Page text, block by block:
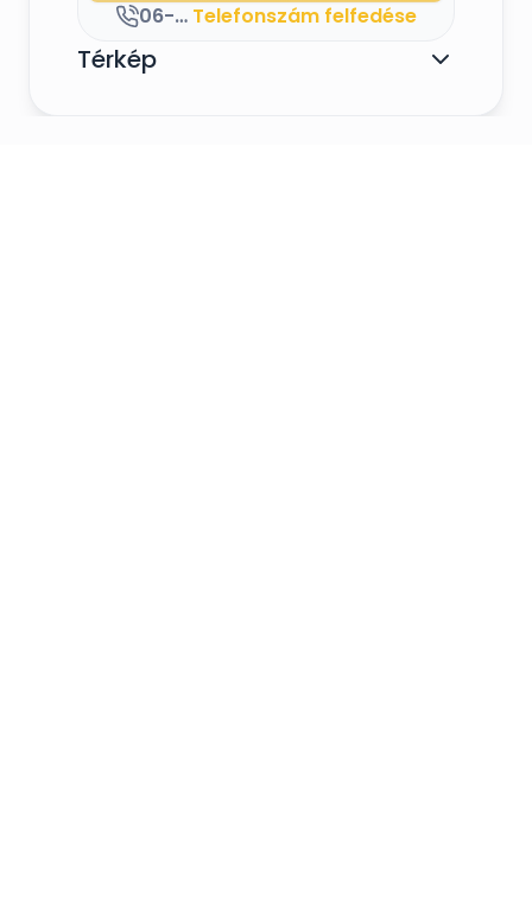
06-20/4941722 Telefonszám felfedése
Térkép